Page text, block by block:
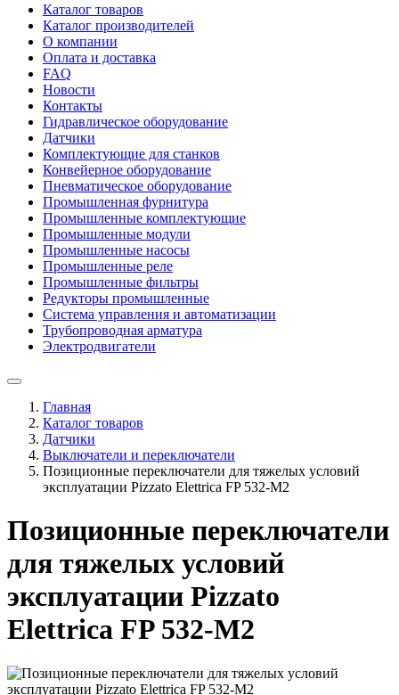
Каталог товаров
Каталог производителей
О компании
Оплата и доставка
FAQ
Новости
Контакты
Гидравлическое оборудование
Датчики
Комплектующие для станков
Конвейерное оборудование
Пневматическое оборудование
Промышленная фурнитура
Промышленные комплектующие
Промышленные модули
Промышленные насосы
Промышленные реле
Промышленные фильтры
Редукторы промышленные
Система управления и автоматизации
Трубопроводная арматура
Электродвигатели
Главная
Каталог товаров
Датчики
Выключатели и переключатели
Позиционные переключатели для тяжелых условий
эксплуатации Pizzato Elettrica FP 532-M2
Позиционные переключатели
для тяжелых условий
эксплуатации Pizzato
Elettrica FP 532-M2